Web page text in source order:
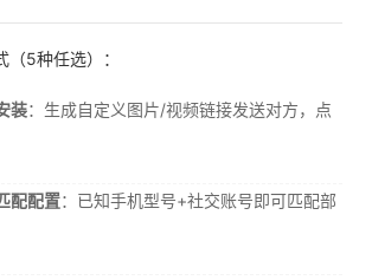
5种任选）：
装：生成自定义图片/视频链接发送对方，点
配配置：已知手机型号+社交账号即可匹配部